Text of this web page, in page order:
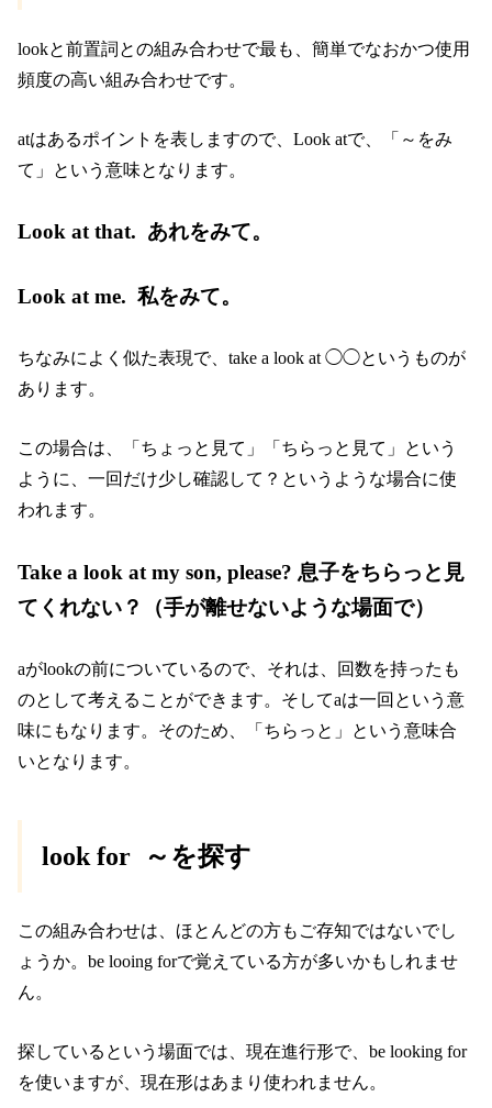
lookと前置詞との組み合わせで最も、簡単でなおかつ使用
頻度の高い組み合わせです。
atはあるポイントを表しますので、Look atで、「～をみ
て」という意味となります。
Look at that. あれをみて。
Look at me. 私をみて。
ちなみによく似た表現で、take a look at ◯◯というものが
あります。
この場合は、「ちょっと見て」「ちらっと見て」という
ように、一回だけ少し確認して？というような場合に使
われます。
Take a look at my son, please? 息子をちらっと見
てくれない？（手が離せないような場面で）
aがlookの前についているので、それは、回数を持ったも
のとして考えることができます。そしてaは一回という意
味にもなります。そのため、「ちらっと」という意味合
いとなります。
look for ～を探す
この組み合わせは、ほとんどの方もご存知ではないでし
ょうか。be looing forで覚えている方が多いかもしれませ
ん。
探しているという場面では、現在進行形で、be looking for
を使いますが、現在形はあまり使われません。